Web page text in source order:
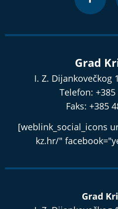
Grad
I. Z. Dijankovečkog
Telefon: +385
Faks: +385
[weblink_social_icons
kz.hr/"
Grad